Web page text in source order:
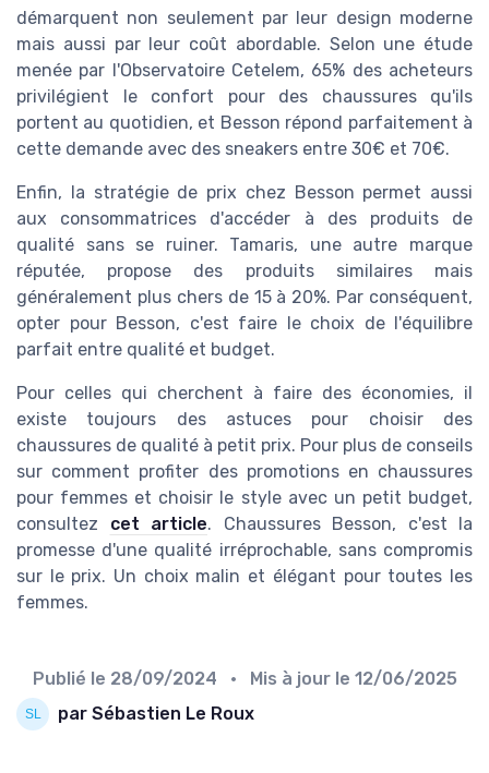
démarquent non seulement par leur design moderne
mais aussi par leur coût abordable. Selon une étude
menée par l'Observatoire Cetelem, 65% des acheteurs
privilégient le confort pour des chaussures qu'ils
portent au quotidien, et Besson répond parfaitement à
cette demande avec des sneakers entre 30€ et 70€.
Enfin, la stratégie de prix chez Besson permet aussi
aux consommatrices d'accéder à des produits de
qualité sans se ruiner. Tamaris, une autre marque
réputée, propose des produits similaires mais
généralement plus chers de 15 à 20%. Par conséquent,
opter pour Besson, c'est faire le choix de l'équilibre
parfait entre qualité et budget.
Pour celles qui cherchent à faire des économies, il
existe toujours des astuces pour choisir des
chaussures de qualité à petit prix. Pour plus de conseils
sur comment profiter des promotions en chaussures
pour femmes et choisir le style avec un petit budget,
consultez cet article. Chaussures Besson, c'est la
promesse d'une qualité irréprochable, sans compromis
sur le prix. Un choix malin et élégant pour toutes les
femmes.
Publié le 28/09/2024 • Mis à jour le 12/06/2025
par Sébastien Le Roux